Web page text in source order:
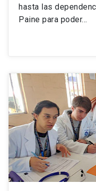
hasta las
Paine para poder…